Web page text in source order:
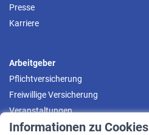
Informationen zu Cookies
Presse
Karriere
Arbeitgeber
Pflichtversicherung
Freiwillige Versicherung
Veranstaltungen